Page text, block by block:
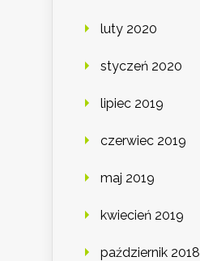
luty 2020
styczeń 2020
lipiec 2019
czerwiec 2019
maj 2019
kwiecień 2019
październik 2018